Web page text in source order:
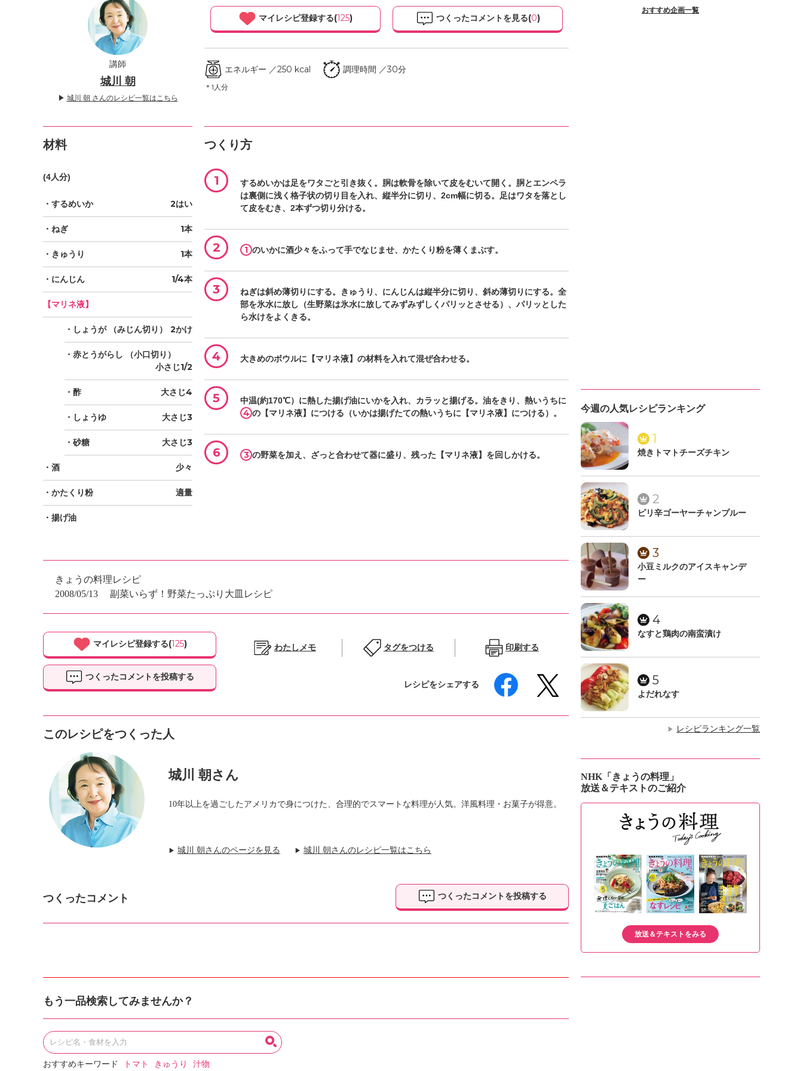
講師
城川 朝
▶ 城川 朝 さんのレシピ一覧はこちら
マイレシピ登録する(125) つくったコメントを見る(0)
エネルギー ／250 kcal
＊1人分
調理時間 ／30分
材料
(4人分)
・するめいか 2はい
・ねぎ 1本
・きゅうり 1本
・にんじん 1/4本
【マリネ液】
・しょうが（みじん切り） 2かけ
・赤とうがらし （小口切り）
小さじ1/2
・酢 大さじ4
・しょうゆ 大さじ3
・砂糖 大さじ3
・酒 少々
・かたくり粉 適量
・揚げ油
つくり方
1
するめいかは足をワタごと引き抜く。胴は軟骨を除いて皮をむいて開く。胴とエンペラ
は裏側に浅く格子状の切り目を入れ、縦半分に切り、2cm幅に切る。足はワタを落とし
て皮をむき、2本ずつ切り分ける。
2 1 のいかに酒少々をふって手でなじませ、かたくり粉を薄くまぶす。
3
ねぎは斜め薄切りにする。きゅうり、にんじんは縦半分に切り、斜め薄切りにする。全
部を氷水に放し（生野菜は氷水に放してみずみずしくパリッとさせる）、パリッとした
ら水けをよくきる。
4 大きめのボウルに【マリネ液】の材料を入れて混ぜ合わせる。
5 中温(約170℃）に熱した揚げ油にいかを入れ、カラッと揚げる。油をきり、熱いうちに
4 の【マリネ液】につける（いかは揚げたての熱いうちに【マリネ液】につける）。
6 3 の野菜を加え、ざっと合わせて器に盛り、残った【マリネ液】を回しかける。
きょうの料理レシピ
2008/05/13
副菜いらず！野菜たっぷり大皿レシピ
マイレシピ登録する(125)
つくったコメントを投稿する
わたしメモ タグをつける 印刷する
レシピをシェアする
このレシピをつくった人
城川 朝さん
10年以上を過ごしたアメリカで身につけた、合理的でスマートな料理が人気。洋風料理・お菓子が得意。
▶ 城川 朝さんのページを見る ▶ 城川 朝さんのレシピ一覧はこちら
つくったコメント つくったコメントを投稿する
もう一品検索してみませんか？
おすすめキーワード トマト きゅうり 汁物
おすすめ企画一覧
今週の人気レシピランキング
1
焼きトマトチーズチキン
2
ピリ辛ゴーヤーチャンプルー
3
小豆ミルクのアイスキャンデ
ー
4
なすと鶏肉の南蛮漬け
5
よだれなす
▶ レシピランキング一覧
NHK「きょうの料理」
放送＆テキストのご紹介
放送＆テキストをみる